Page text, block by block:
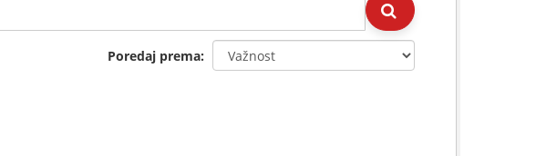
Poredaj prema